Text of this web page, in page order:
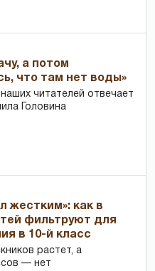
а потом
что там нет воды»
читателей отвечает
Головина
жестким»: как в
фильтруют для
в 10-й класс
растет, а
— нет